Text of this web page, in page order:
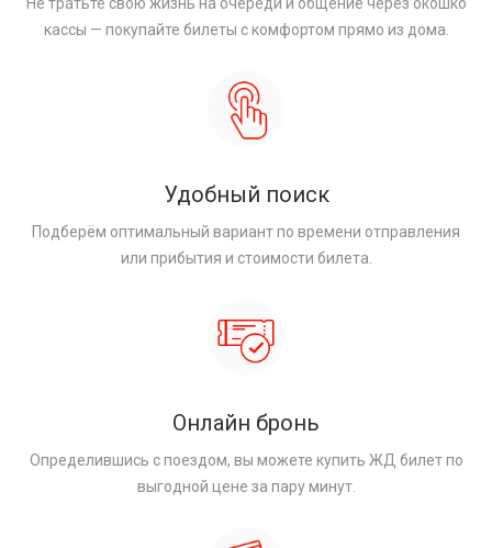
Не тратьте свою жизнь на очереди и общение через окошко
кассы — покупайте билеты с комфортом прямо из дома.
Удобный поиск
Подберём оптимальный вариант по времени отправления
или прибытия и стоимости билета.
Онлайн бронь
Определившись с поездом, вы можете купить ЖД билет по
выгодной цене за пару минут.